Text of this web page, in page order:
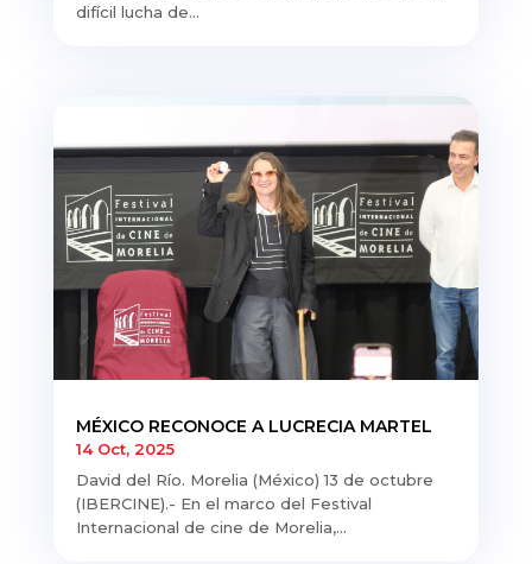
difícil lucha de...
MÉXICO RECONOCE A LUCRECIA MARTEL
14 Oct, 2025
David del Río. Morelia (México) 13 de octubre
(IBERCINE).- En el marco del Festival
Internacional de cine de Morelia,...